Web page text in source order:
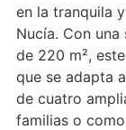
en la tranquila
Nucía. Con
de 220 m²,
que se adapta
de cuatro
familias o